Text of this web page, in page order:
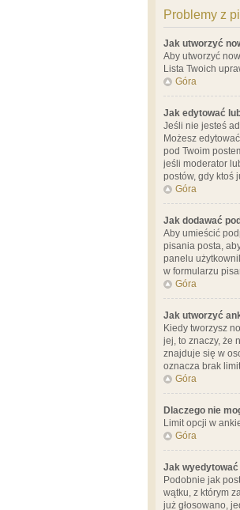
Problemy z
Jak utworzyć
Aby utworzyć
Lista Twoich
Góra
Jak edytować
Jeśli nie jesteś
Możesz
pod Twoim
jeśli moderator
postów, gdy ktoś
Góra
Jak dodawać
Aby umieścić
pisania posta,
panelu
w formularzu
Góra
Jak utworzyć
Kiedy tworzysz
jej, to znaczy, że
znajduje się w
oznacza brak
Góra
Dlaczego nie
Limit opcji w
Góra
Jak
Podobnie jak
wątku, z którym
już głosowano,